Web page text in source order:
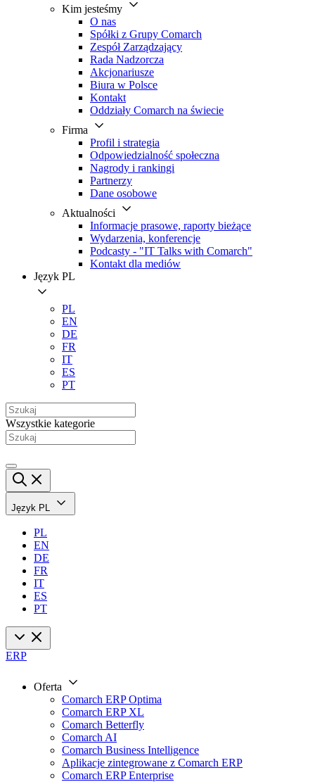
Kim jesteśmy
O nas
Spółki z Grupy Comarch
Zespół Zarządzający
Rada Nadzorcza
Akcjonariusze
Biura w Polsce
Kontakt
Oddziały Comarch na świecie
Firma
Profil i strategia
Odpowiedzialność społeczna
Nagrody i rankingi
Partnerzy
Dane osobowe
Aktualności
Informacje prasowe, raporty bieżące
Wydarzenia, konferencje
Podcasty - "IT Talks with Comarch"
Kontakt dla mediów
Język PL
PL
EN
DE
FR
IT
ES
PT
Wszystkie kategorie
Język PL
PL
EN
DE
FR
IT
ES
PT
ERP
Oferta
Comarch ERP Optima
Comarch ERP XL
Comarch Betterfly
Comarch AI
Comarch Business Intelligence
Aplikacje zintegrowane z Comarch ERP
Comarch ERP Enterprise